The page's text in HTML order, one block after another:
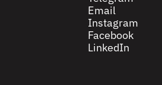
Email
Instagram
Facebook
LinkedIn